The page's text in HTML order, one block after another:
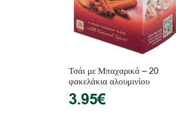
Τσάι με Μπαχαρικά – 20
φακελάκια αλουμινίου
3.95€